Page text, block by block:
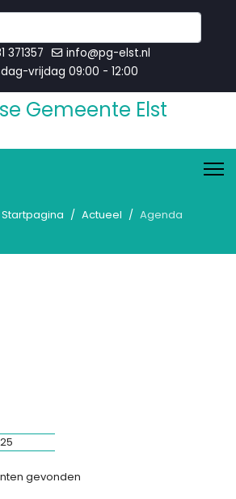
...
371357
info@pg-elst.nl
vrijdag 09:00 - 12:00
Startpagina Actueel Agenda
gevonden